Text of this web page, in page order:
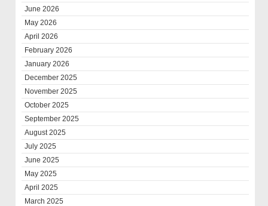
June 2026
May 2026
April 2026
February 2026
January 2026
December 2025
November 2025
October 2025
September 2025
August 2025
July 2025
June 2025
May 2025
April 2025
March 2025